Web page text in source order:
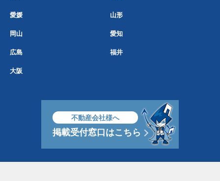
愛媛 山形
岡山 愛知
広島 福井
大阪
不動産会社様へ
掲載受付窓口はこちら